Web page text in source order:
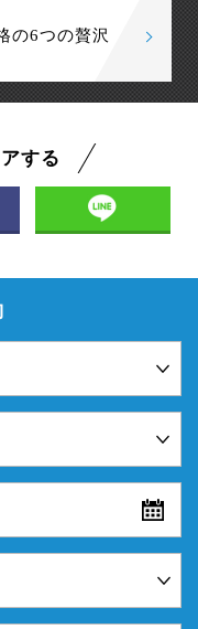
の6つの贅沢
する